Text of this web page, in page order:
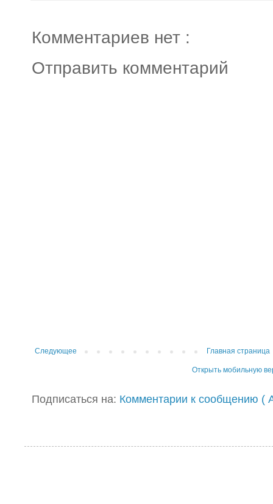
Комментариев нет :
Отправить комментарий
Следующее Главная страница
Открыть мобильную
Подписаться на: Комментарии к сообщению (